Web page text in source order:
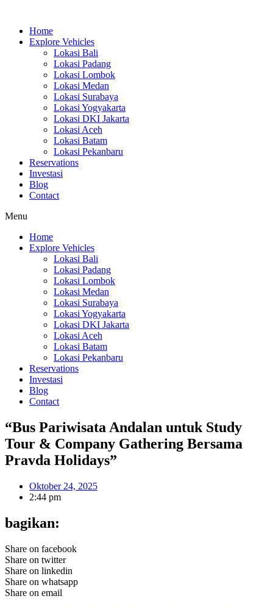
contentHome
Explore Vehicles
Lokasi Bali
Lokasi Padang
Lokasi Lombok
Lokasi Medan
Lokasi Surabaya
Lokasi Yogyakarta
Lokasi DKI Jakarta
Lokasi Aceh
Lokasi Batam
Lokasi Pekanbaru
Reservations
Investasi
Blog
Contact
Menu
Home
Explore Vehicles
Lokasi Bali
Lokasi Padang
Lokasi Lombok
Lokasi Medan
Lokasi Surabaya
Lokasi Yogyakarta
Lokasi DKI Jakarta
Lokasi Aceh
Lokasi Batam
Lokasi Pekanbaru
Reservations
Investasi
Blog
Contact
“Bus Pariwisata Andalan untuk Study
Tour & Company Gathering Bersama
Pravda Holidays”
Oktober 24, 2025
2:44 pm
bagikan:
Share on facebook
Share on twitter
Share on linkedin
Share on whatsapp
Share on email